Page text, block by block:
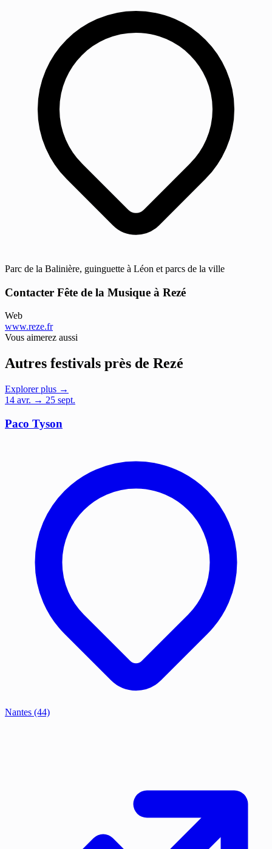
Parc de la Balinière, guinguette à Léon et parcs de la ville
Contacter Fête de la Musique à Rezé
Web
www.reze.fr
Vous aimerez aussi
Autres festivals près de Rezé
Explorer plus →
14 avr. → 25 sept.
Paco Tyson
Nantes (44)